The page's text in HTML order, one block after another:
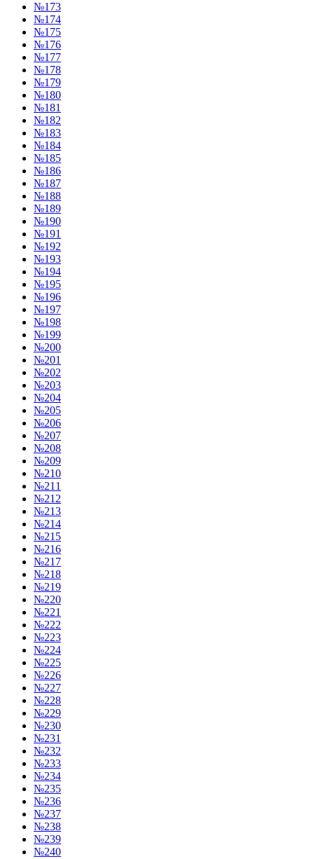
№173
№174
№175
№176
№177
№178
№179
№180
№181
№182
№183
№184
№185
№186
№187
№188
№189
№190
№191
№192
№193
№194
№195
№196
№197
№198
№199
№200
№201
№202
№203
№204
№205
№206
№207
№208
№209
№210
№211
№212
№213
№214
№215
№216
№217
№218
№219
№220
№221
№222
№223
№224
№225
№226
№227
№228
№229
№230
№231
№232
№233
№234
№235
№236
№237
№238
№239
№240